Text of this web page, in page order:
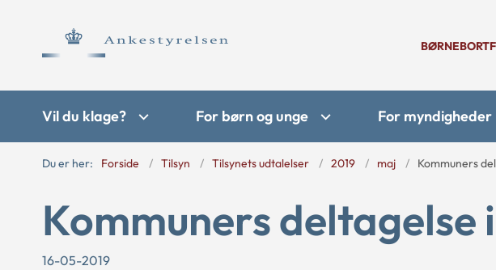
Vil du klage? For børn og unge For myndigheder
Du er her: Forside Tilsyn Tilsynets udtalelser 2019 maj Kommuners
Kommuners
16-05-2019